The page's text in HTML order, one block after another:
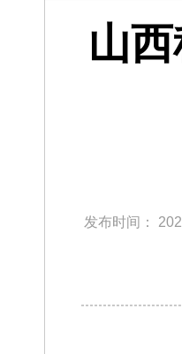
山
发布时间：